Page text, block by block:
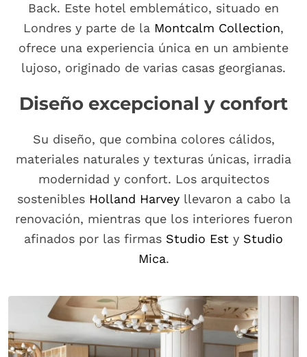
Back. Este hotel emblemático, situado en
Londres y parte de la Montcalm Collection,
ofrece una experiencia única en un ambiente
lujoso, originado de varias casas georgianas.
Diseño excepcional y confort
Su diseño, que combina colores cálidos,
materiales naturales y texturas únicas, irradia
modernidad y confort. Los arquitectos
sostenibles Holland Harveyllevaron a cabo la
renovación, mientras que los interiores fueron
afinados por las firmas Studio Est y Studio
Mica.